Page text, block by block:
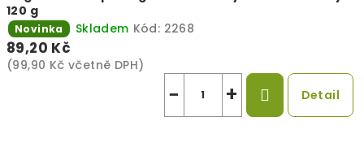
120 g
Novinka Skladem Kód: 2268
89,20 Kč
(99,90 Kč včetně DPH)
+
− Detail